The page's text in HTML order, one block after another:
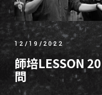
12/19/2022
師培LESSON
問